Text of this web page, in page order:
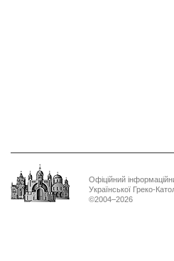
Офіційний
Української Греко-
©2004–2026